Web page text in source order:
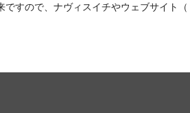
ですので、ナヴィスイチやウェブサイト（